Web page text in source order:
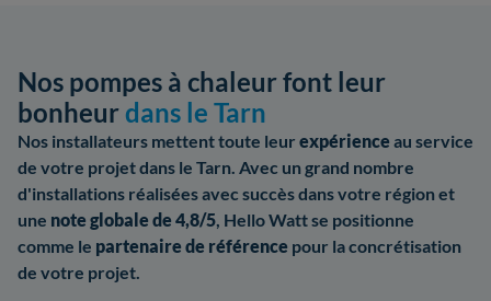
Nos pompes à chaleur font leur
bonheurdans le Tarn
Nos installateurs mettent toute leur expérience au service
de votre projet dans le Tarn. Avec un grand nombre
d'installations réalisées avec succès dans votre région et
une note globale de 4,8/5, Hello Watt se positionne
comme le partenaire de référence pour la concrétisation
de votre projet.